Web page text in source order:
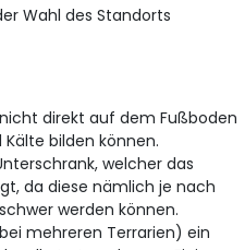
Wahl des Standorts
direkt auf dem Fußboden
bilden können.
welcher das
da diese nämlich je nach
werden können.
mehreren Terrarien) ein